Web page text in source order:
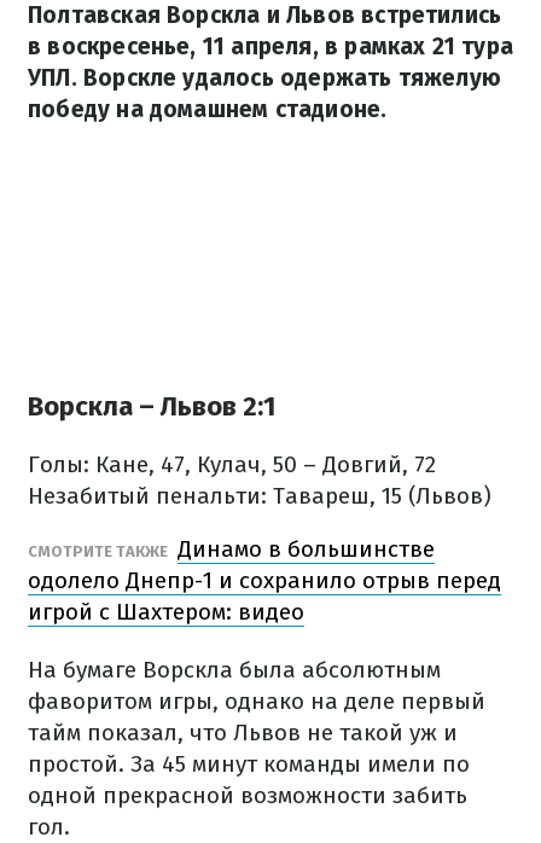
Полтавская Ворскла и Львов встретились
в воскресенье, 11 апреля, в рамках 21 тура
УПЛ. Ворскле удалось одержать тяжелую
победу на домашнем стадионе.
Ворскла – Львов 2:1
Голы: Кане, 47, Кулач, 50 – Довгий, 72
Незабитый пенальти: Тавареш, 15 (Львов)
СМОТРИТЕ ТАКЖЕ Динамо в большинстве
одолело Днепр-1 и сохранило отрыв перед
игрой с Шахтером: видео
На бумаге Ворскла была абсолютным
фаворитом игры, однако на деле первый
тайм показал, что Львов не такой уж и
простой. За 45 минут команды имели по
одной прекрасной возможности забить
гол.